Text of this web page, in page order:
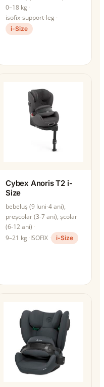
0–18 kg
isofix-support-leg
i-Size
Cybex Anoris T2 i-
Size
bebeluș (9 luni-4 ani),
preșcolar (3-7 ani), școlar
(6-12 ani)
9–21 kg ISOFIX i-Size